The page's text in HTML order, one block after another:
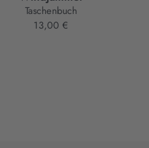
Taschenbuch
13,00 €